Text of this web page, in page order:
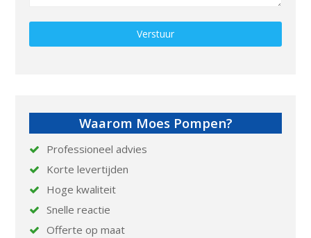
Gelieve dit veld leeg te laten.
Waarom Moes Pompen?
Professioneel advies
Korte levertijden
Hoge kwaliteit
Snelle reactie
Offerte op maat